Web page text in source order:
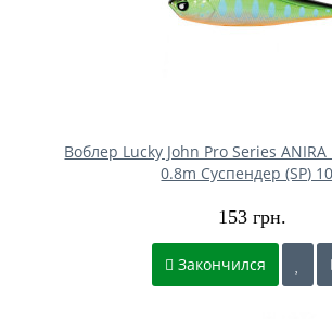
Воблер Lucky John Pro Series
0.8m Cуспендер (SP)
153 грн.
Закончился